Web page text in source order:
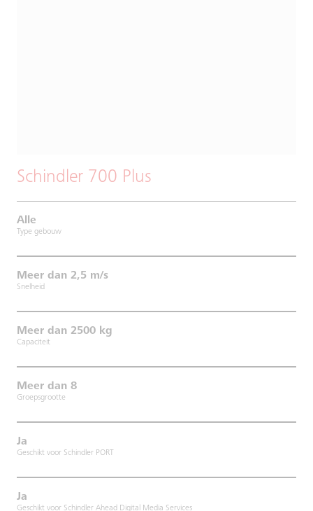
Schindler 700 Plus
Alle
Type gebouw
Meer dan 2,5 m/s
Snelheid
Meer dan 2500 kg
Capaciteit
Meer dan 8
Groepsgrootte
Ja
Geschikt voor Schindler PORT
Ja
Geschikt voor Schindler Ahead Digital Media Services